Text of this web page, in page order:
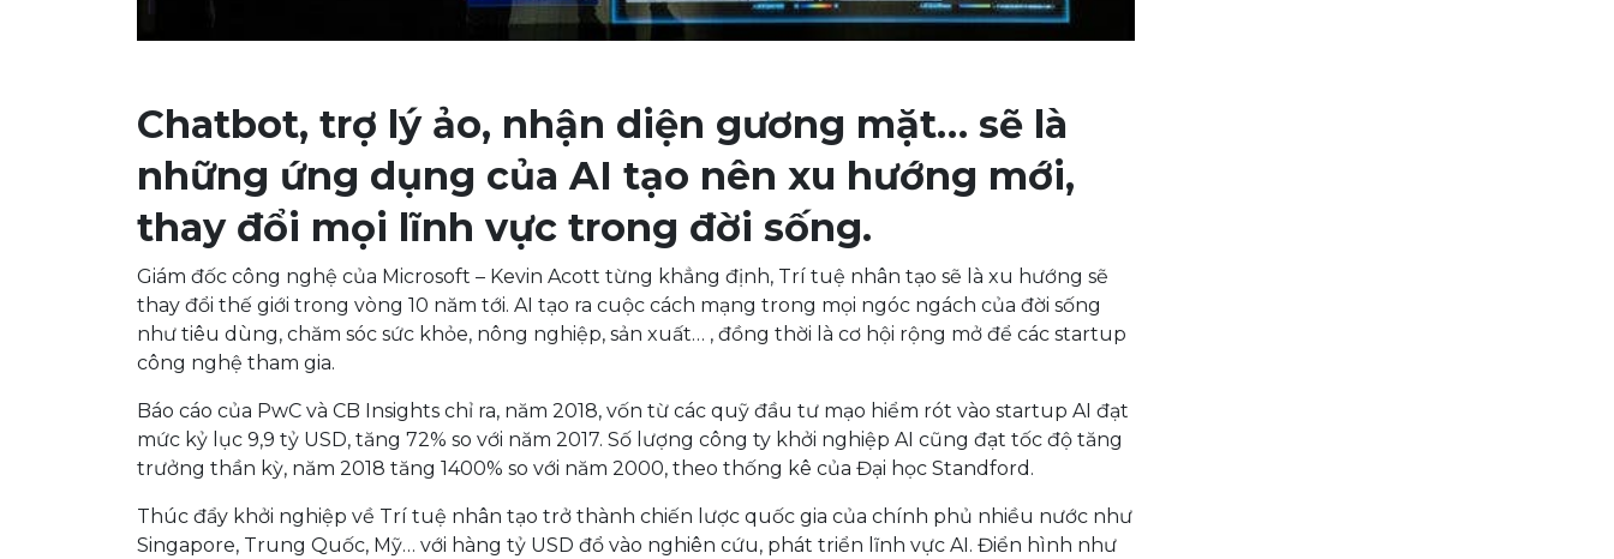
Chatbot, trợ lý ảo, nhận diện gương mặt… sẽ là
những ứng dụng của AI tạo nên xu hướng mới,
thay đổi mọi lĩnh vực trong đời sống.
Giám đốc công nghệ của Microsoft – Kevin Acott từng khẳng định, Trí tuệ nhân tạo sẽ là xu hướng sẽ
thay đổi thế giới trong vòng 10 năm tới. AI tạo ra cuộc cách mạng trong mọi ngóc ngách của đời sống
như tiêu dùng, chăm sóc sức khỏe, nông nghiệp, sản xuất… , đồng thời là cơ hội rộng mở để các startup
công nghệ tham gia.
Báo cáo của PwC và CB Insights chỉ ra, năm 2018, vốn từ các quỹ đầu tư mạo hiểm rót vào startup AI đạt
mức kỷ lục 9,9 tỷ USD, tăng 72% so với năm 2017. Số lượng công ty khởi nghiệp AI cũng đạt tốc độ tăng
trưởng thần kỳ, năm 2018 tăng 1400% so với năm 2000, theo thống kê của Đại học Standford.
Thúc đẩy khởi nghiệp về Trí tuệ nhân tạo trở thành chiến lược quốc gia của chính phủ nhiều nước như
Singapore, Trung Quốc, Mỹ… với hàng tỷ USD đổ vào nghiên cứu, phát triển lĩnh vực AI. Điển hình như